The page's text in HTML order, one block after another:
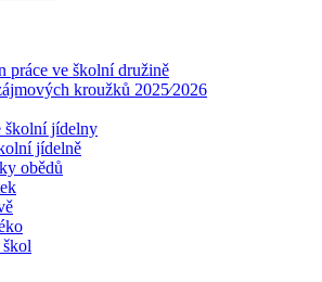
práce ve školní družině
kroužků 2025⁄2026
školní jídelny
jídelně
obědů